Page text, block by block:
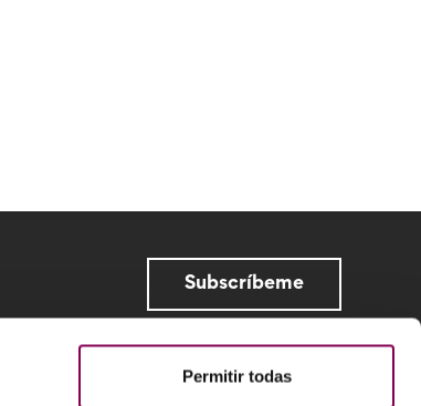
Permitir todas
Subscríbeme